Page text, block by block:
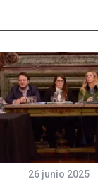
26 junio 2025